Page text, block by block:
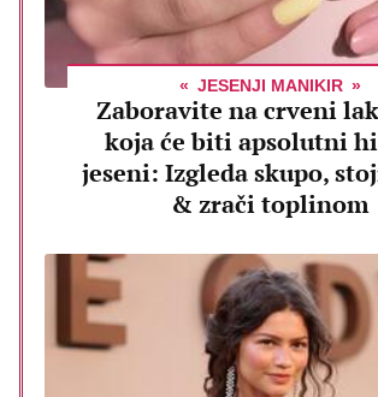
JESENJI MANIKIR
Zaboravite na crveni
koja će biti apsolutni
jeseni: Izgleda skupo,
& zrači toplinom